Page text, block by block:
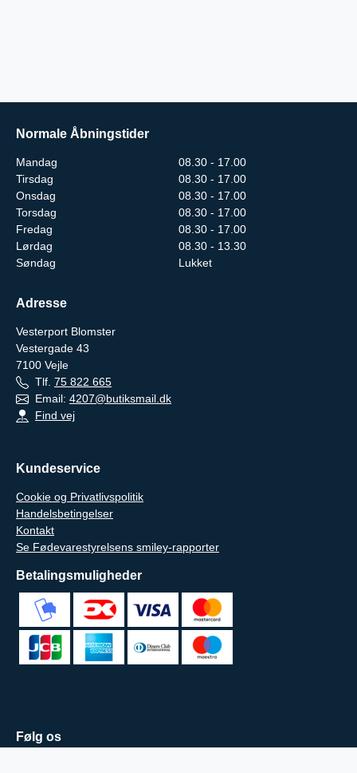
Normale Åbningstider
Mandag
08.30 - 17.00
Tirsdag
08.30 - 17.00
Onsdag
08.30 - 17.00
Torsdag
08.30 - 17.00
Fredag
08.30 - 17.00
Lørdag
08.30 - 13.30
Søndag
Lukket
Adresse
Vesterport Blomster
Vestergade 43
7100 Vejle
Tlf. 75 822 665
Email: 4207@butiksmail.dk
Find vej
Kundeservice
Cookie og Privatlivspolitik
Handelsbetingelser
Kontakt
Se Fødevarestyrelsens smiley-rapporter
Betalingsmuligheder
Følg os